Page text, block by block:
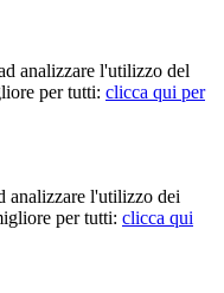
analizzare l'utilizzo del
per tutti: clicca qui per
analizzare l'utilizzo dei
per tutti: clicca qui